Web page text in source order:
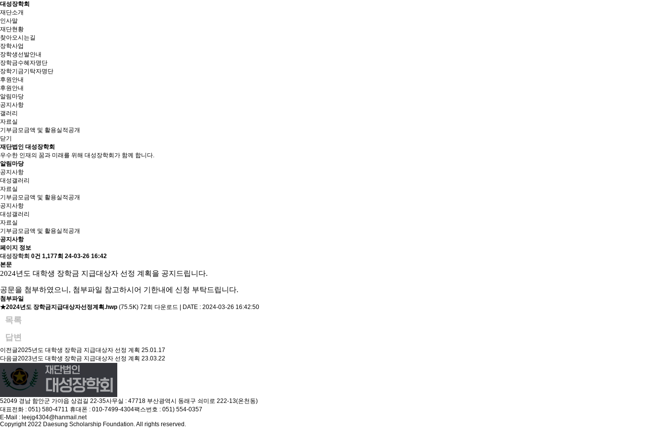
대성장학회
재단소개
인사말
재단현황
찾아오시는길
장학사업
장학생선발안내
장학금수혜자명단
장학기금기탁자명단
후원안내
후원안내
알림마당
공지사항
갤러리
자료실
기부금모금액 및 활용실적공개
닫기
재단법인 대성장학회
우수한 인재의 꿈과 미래를 위해 대성장학회가 함께 합니다.
알림마당
공지사항
대성갤러리
자료실
기부금모금액 및 활용실적공개
공지사항
대성갤러리
자료실
기부금모금액 및 활용실적공개
공지사항
페이지 정보
대성장학회 0건 1,177회 24-03-26 16:42
본문
2024년도 대학생 장학금 지급대상자 선정 계획을 공지드립니다.
공문을 첨부하였으니, 첨부파일 참고하시어 기한내에 신청 부탁드립니다.
첨부파일
★2024년도 장학금지급대상자선정계획.hwp (75.5K) 72회 다운로드 | DATE : 2024-03-26 16:42:50
목록
답변
이전글2025년도 대학생 장학금 지급대상자 선정 계획 25.01.17
다음글2023년도 대학생 장학금 지급대상자 선정 계획 23.03.22
52049 경남 함안군 가야읍 상검길 22-35사무실 : 47718 부산광역시 동래구 쇠미로 222-13(온천동)
대표전화 : 051) 580-4711 휴대폰 : 010-7499-4304팩스번호 : 051) 554-0357
E-Mail : leejg4304@hanmail.net
Copyright 2022 Daesung Scholarship Foundation. All rights reserved.